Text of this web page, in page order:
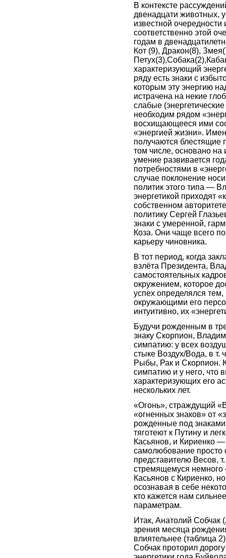
В контексте
двенадцати животных,
известной
соответственно этой
годам в
Кот (9), Дракон(8),
характеризующий
ряду есть знаки с
которым эту энергию
истрачена на некие
слабые
необходим рядом
восхищающееся ими
«энергией жизни».
получаются блестящие
том числе, основано на
умение развивается
потребностями в
случае поклонение
политик этого типа —
энергетикой приходят
собственном
политику Сергей
знаки с умеренной,
Коза. Они чаще всего
карьеру чиновника.
В тот период, когда
взлёта Президента,
самостоятельных
окружением, которое
успех определялся
окружающими его
интуитивно, их
Будучи рожденным в
знаку Скорпион,
симпатию: у всех
стыке Воздух/Вода, в т.
Рыбы, Рак и Скорпион.
симпатию и у него, что
характеризующих его
нескольких лет.
«Огонь», страждущий
«огненных знаков» от
рожденные под
тяготеют к Путину и
Касьянов, и Кириенко
самолюбование просто
представителю Весов,
стремящемуся немного
Касьянов с Кириенко,
осознавая в себе
кто кажется нам
параметрам.
Итак, Анатолий Собчак
зрения месяца
влиятельнее (таблица
Собчак проторил